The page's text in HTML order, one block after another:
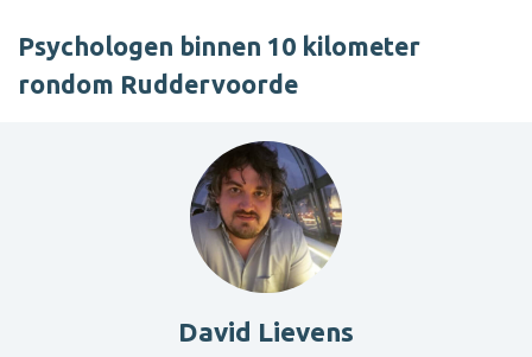
Psychologen binnen 10 kilometer
rondom Ruddervoorde
David Lievens